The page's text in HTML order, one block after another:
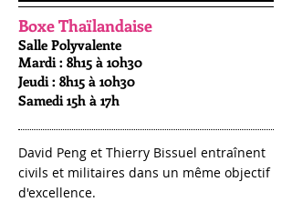
Boxe Thaïlandaise
Salle Polyvalente
Mardi : 8h15 à 10h30
Jeudi : 8h15 à 10h30
Samedi 15h à 17h
David Peng et Thierry Bissuel entraînent
civils et militaires dans un même objectif
d'excellence.